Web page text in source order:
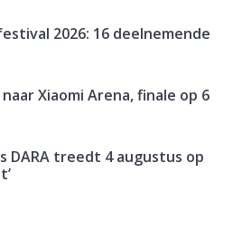
2026: 16 deelnemende
Xiaomi Arena, finale op 6
DARA treedt 4 augustus op